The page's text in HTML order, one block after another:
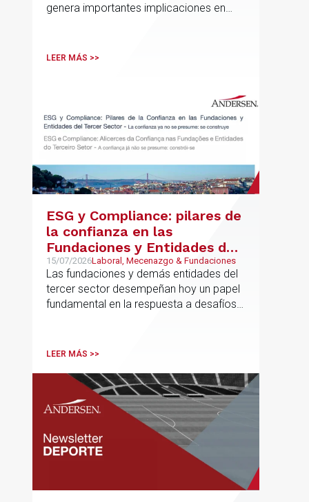
genera importantes implicaciones en
LEER MÁS >>
ESG y Compliance: pilares de
la confianza en las
Fundaciones y Entidades del
Tercer Sector – La confianza
ya no se presume, se
construye
15/07/2026Laboral, Mecenazgo & Fundaciones
Las fundaciones y demás entidades del
tercer sector desempeñan hoy un papel
fundamental en la respuesta a desafíos
LEER MÁS >>